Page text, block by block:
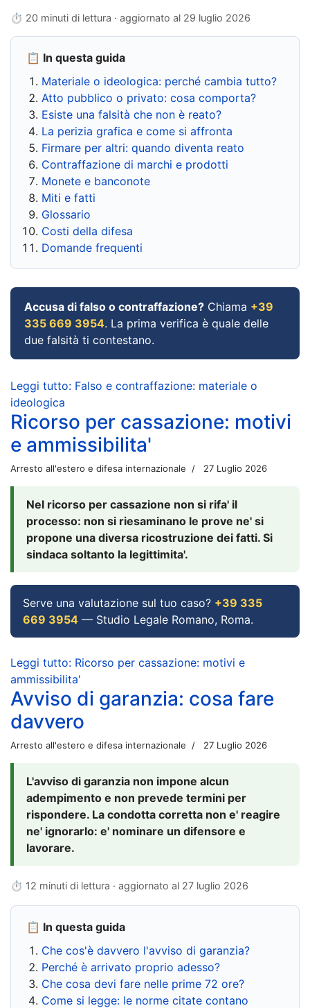
⏱ 20 minuti di lettura · aggiornato al 29 luglio 2026
📋 In questa guida
Materiale o ideologica: perché cambia tutto?
Atto pubblico o privato: cosa comporta?
Esiste una falsità che non è reato?
La perizia grafica e come si affronta
Firmare per altri: quando diventa reato
Contraffazione di marchi e prodotti
Monete e banconote
Miti e fatti
Glossario
Costi della difesa
Domande frequenti
Accusa di falso o contraffazione? Chiama +39
335 669 3954. La prima verifica è quale delle
due falsità ti contestano.
Leggi tutto: Falso e contraffazione: materiale o
ideologica
Ricorso per cassazione: motivi
e ammissibilita'
Arresto all'estero e difesa internazionale 27 Luglio 2026
Nel ricorso per cassazione non si rifa' il
processo: non si riesaminano le prove ne' si
propone una diversa ricostruzione dei fatti. Si
sindaca soltanto la legittimita'.
Serve una valutazione sul tuo caso? +39 335
669 3954 — Studio Legale Romano, Roma.
Leggi tutto: Ricorso per cassazione: motivi e
ammissibilita'
Avviso di garanzia: cosa fare
davvero
Arresto all'estero e difesa internazionale 27 Luglio 2026
L'avviso di garanzia non impone alcun
adempimento e non prevede termini per
rispondere. La condotta corretta non e' reagire
ne' ignorarlo: e' nominare un difensore e
lavorare.
⏱ 12 minuti di lettura · aggiornato al 27 luglio 2026
📋 In questa guida
Che cos'è davvero l'avviso di garanzia?
Perché è arrivato proprio adesso?
Che cosa devi fare nelle prime 72 ore?
Come si legge: le norme citate contano